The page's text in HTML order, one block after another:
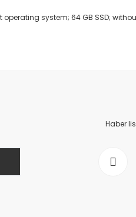
operating system; 64 GB SSD;
Haber